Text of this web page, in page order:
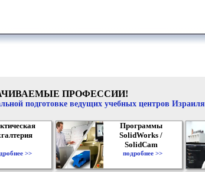
ПРОФЕССИИ!
подготовке ведущих учебных центров Израиля
>>
Программы
SolidWorks /
SolidCam
подробнее >>